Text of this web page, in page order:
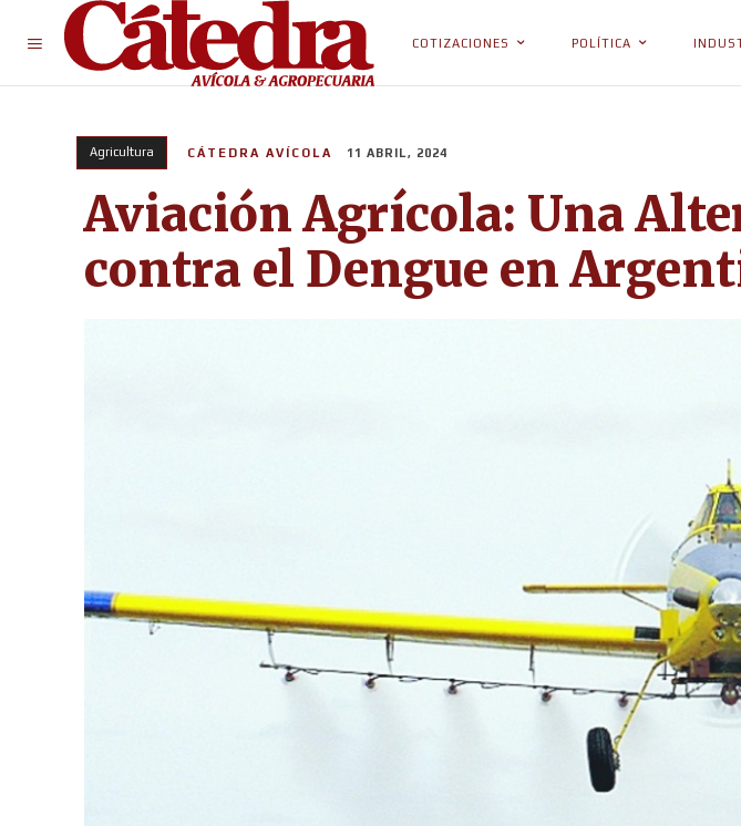
COTIZACIONES POLÍTICA
Agricultura CÁTEDRA AVÍCOLA 11 ABRIL, 2024
Aviación Agrícola: Una
contra el Dengue en